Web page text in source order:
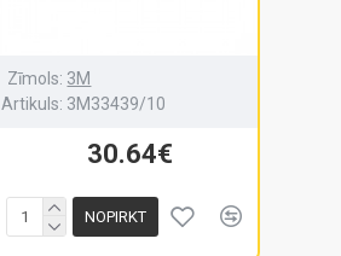
Zīmols: 3M
Artikuls: 3M33439/10
30.64€
NOPIRKT